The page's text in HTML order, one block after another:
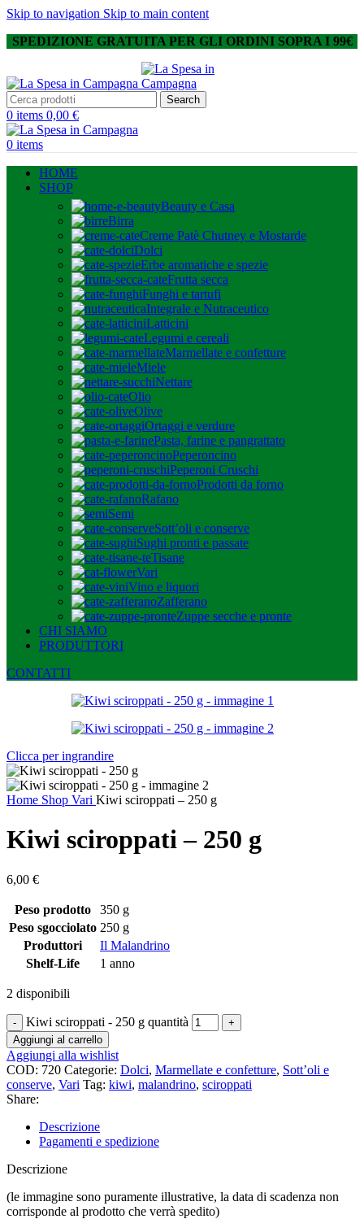
Skip to navigation Skip to main content
SPEDIZIONE GRATUITA PER GLI ORDINI SOPRA I 99€
Search
0 items 0,00 €
0 items
HOME
SHOP
Beauty e Casa
Birra
Creme Patè Chutney e Mostarde
Dolci
Erbe aromatiche e spezie
Frutta secca
Funghi e tartufi
Integrale e Nutraceutico
Latticini
Legumi e cereali
Marmellate e confetture
Miele
Nettare
Olio
Olive
Ortaggi e verdure
Pasta, farine e pangrattato
Peperoncino
Peperoni Cruschi
Prodotti da forno
Rafano
Semi
Sott’oli e conserve
Sughi pronti e passate
Tisane
Vari
Vino e liquori
Zafferano
Zuppe secche e pronte
CHI SIAMO
PRODUTTORI
CONTATTI
Clicca per ingrandire
Home Shop Vari Kiwi sciroppati – 250 g
Kiwi sciroppati – 250 g
6,00 €
Peso prodotto
350 g
Peso sgocciolato 250 g
Produttori
Il Malandrino
Shelf-Life
1 anno
2 disponibili
Kiwi sciroppati - 250 g quantità
Aggiungi al carrello
Aggiungi alla wishlist
COD: 720 Categorie: Dolci, Marmellate e confetture, Sott’oli e
conserve, Vari Tag: kiwi, malandrino, sciroppati
Share:
Descrizione
Pagamenti e spedizione
Descrizione
(le immagine sono puramente illustrative, la data di scadenza non
corrisponde al prodotto che verrà spedito)